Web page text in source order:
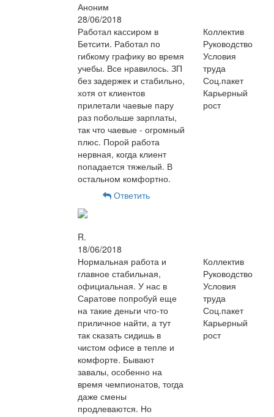
Аноним
28/06/2018
Работал кассиром в
Бетсити. Работал по
гибкому графику во время
учебы. Все нравилось. ЗП
без задержек и стабильно,
хотя от клиентов
прилетали чаевые пару
раз побольше зарплаты,
так что чаевые - огромный
плюс. Порой работа
нервная, когда клиент
попадается тяжелый. В
остальном комфортно.
Коллектив
Руководство
Условия
труда
Соц.пакет
Карьерный
рост
Ответить
R.
18/06/2018
Нормальная работа и
главное стабильная,
официальная. У нас в
Саратове попробуй еще
на такие деньги что-то
приличное найти, а тут
так сказать сидишь в
чистом офисе в тепле и
комфорте. Бывают
завалы, особенно на
время чемпионатов, тогда
даже смены
продлеваются. Но
Коллектив
Руководство
Условия
труда
Соц.пакет
Карьерный
рост